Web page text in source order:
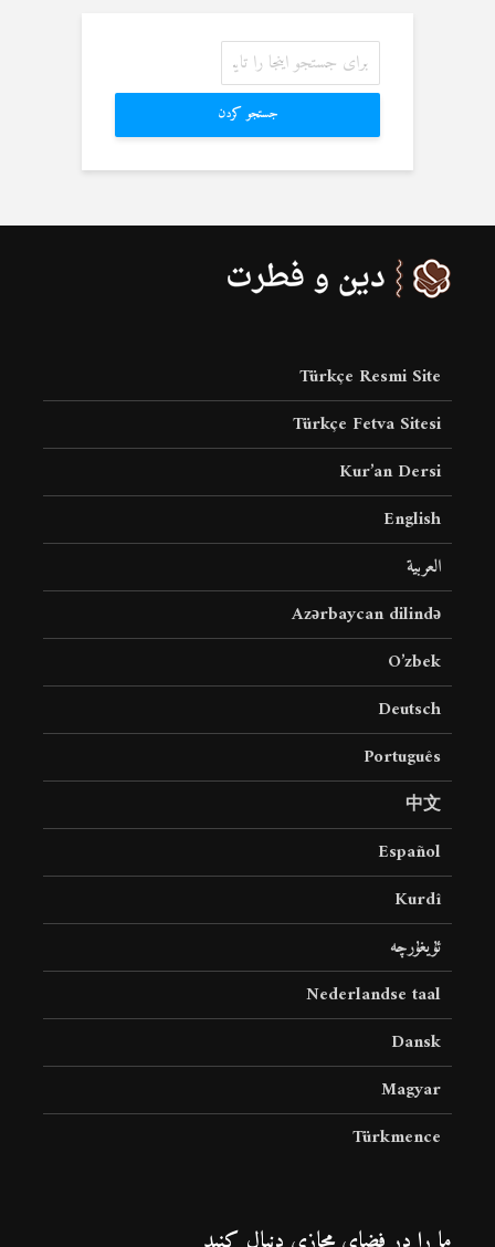
جستجو کردن
Türkçe Resmi Site
Türkçe Fetva Sitesi
Kur’an Dersi
English
العربية
Azərbaycan dilində
O’zbek
Deutsch
Português
中文
Español
Kurdî
ئۇيغۇرچە
Nederlandse taal
Dansk
Magyar
Türkmence